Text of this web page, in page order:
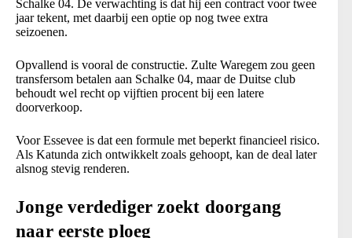
Schalke 04. De verwachting is dat hij een contract voor twee
jaar tekent, met daarbij een optie op nog twee extra
seizoenen.
Opvallend is vooral de constructie. Zulte Waregem zou geen
transfersom betalen aan Schalke 04, maar de Duitse club
behoudt wel recht op vijftien procent bij een latere
doorverkoop.
Voor Essevee is dat een formule met beperkt financieel risico.
Als Katunda zich ontwikkelt zoals gehoopt, kan de deal later
alsnog stevig renderen.
Jonge verdediger zoekt doorgang
naar eerste ploeg